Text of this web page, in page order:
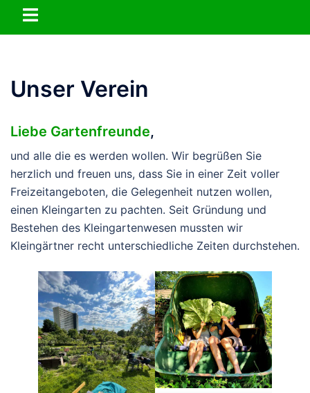
Menü
Unser Verein
Liebe Gartenfreunde,
und alle die es werden wollen. Wir begrüßen Sie
herzlich und freuen uns, dass Sie in einer Zeit voller
Freizeitangeboten, die Gelegenheit nutzen wollen,
einen Kleingarten zu pachten. Seit Gründung und
Bestehen des Kleingartenwesen mussten wir
Kleingärtner recht unterschiedliche Zeiten durchstehen.